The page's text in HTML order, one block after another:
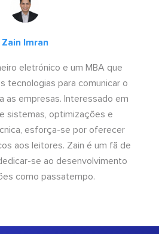
Zain Imran
eletrónico e um MBA que
tecnologias para comunicar o
as empresas. Interessado em
sistemas, optimizações e
esforça-se por oferecer
aos leitores. Zain é um fã de
se ao desenvolvimento
como passatempo.